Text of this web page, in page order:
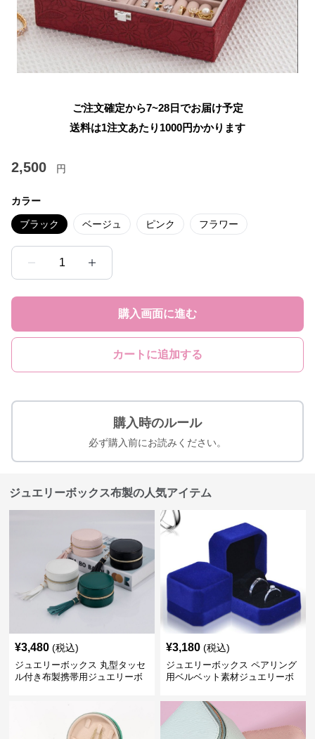
ご注文確定から7~28日でお届け予定
送料は1注文あたり 1000円かかります
2,500 円
カラー
ブラック ベージュ ピンク フラワー
1
購入画面に進む
カートに追加する
購入時のルール
必ず購入前にお読みください。
ジュエリーボックス布製の人気アイテム
¥3,480 (税込)
ジュエリーボックス 丸型タッセ
ル付き布製携帯用ジュエリーボ
¥3,180 (税込)
ジュエリーボックス ペアリング
用ベルベット素材ジュエリーボ